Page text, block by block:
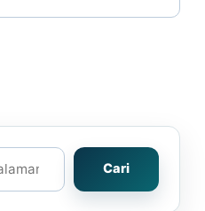
Cari